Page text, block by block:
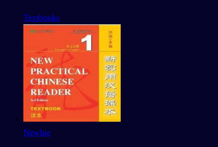
Textbooks
Newbie